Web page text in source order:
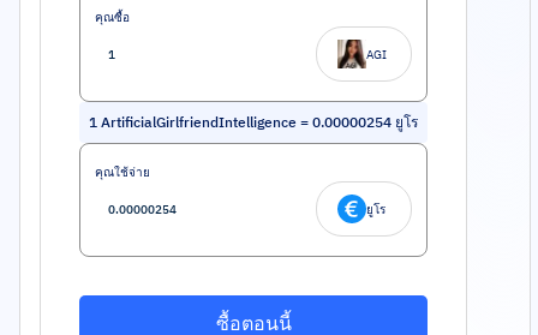
คุณซื้อ
AGI
1 ArtificialGirlfriendIntelligence = 0.00000254 ยูโร
คุณใช้จ่าย
ยูโร
ซื้อตอนนี้